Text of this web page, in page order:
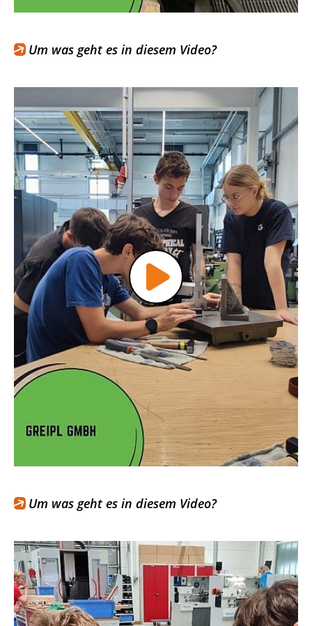
Um was geht es in diesem Video?
Video
abspielen
Um was geht es in diesem Video?